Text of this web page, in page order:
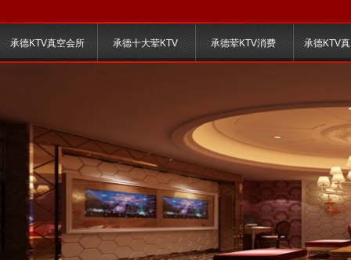
承德KTV真空会所 承德十大荤KTV 承德荤KTV消费 承德KTV